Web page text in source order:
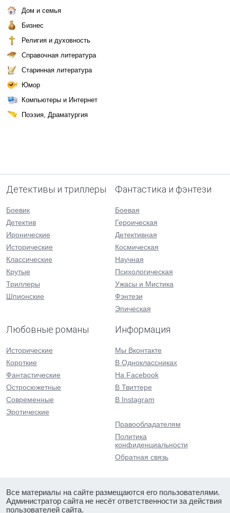
Дом и семья
Бизнес
Религия и духовность
Справочная литература
Старинная литература
Юмор
Компьютеры и Интернет
Поэзия, Драматургия
Детективы и триллеры
Боевик
Детектив
Иронические
Исторические
Классические
Крутые
Триллеры
Шпионские
Фантастика и фэнтези
Боевая
Героическая
Детективная
Космическая
Научная
Психологическая
Ужасы и Мистика
Фэнтези
Эпическая
Любовные романы
Исторические
Короткие
Фантастические
Остросюжетные
Современные
Эротические
Информация
Мы Вконтакте
В Одноклассниках
На Facebook
В Твиттере
В Instagram
Правообладателям
Политика
конфиденциальности
Обратная связь
Все материалы на сайте размещаются его пользователями.
Администратор сайта не несёт ответственности за действия
пользователей сайта.